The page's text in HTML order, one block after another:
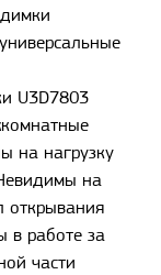
U3D7803
на нагрузку
на
открывания
в работе за
части